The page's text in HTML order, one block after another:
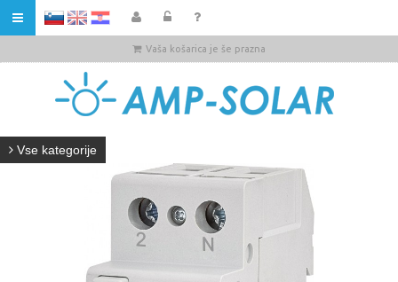
HR
Vaša košarica je še prazna
Vse kategorije